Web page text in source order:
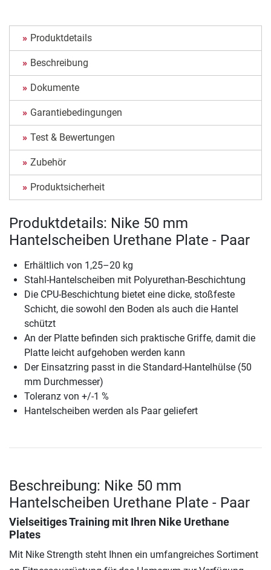
Produktdetails
Beschreibung
Dokumente
Garantiebedingungen
Test & Bewertungen
Zubehör
Produktsicherheit
Produktdetails: Nike 50 mm
Hantelscheiben Urethane Plate - Paar
Erhältlich von 1,25–20 kg
Stahl-Hantelscheiben mit Polyurethan-Beschichtung
Die CPU-Beschichtung bietet eine dicke, stoßfeste
Schicht, die sowohl den Boden als auch die Hantel
schützt
An der Platte befinden sich praktische Griffe, damit die
Platte leicht aufgehoben werden kann
Der Einsatzring passt in die Standard-Hantelhülse (50
mm Durchmesser)
Toleranz von +/-1 %
Hantelscheiben werden als Paar geliefert
Beschreibung: Nike 50 mm
Hantelscheiben Urethane Plate - Paar
Vielseitiges Training mit Ihren Nike Urethane
Plates
Mit Nike Strength steht Ihnen ein umfangreiches Sortiment